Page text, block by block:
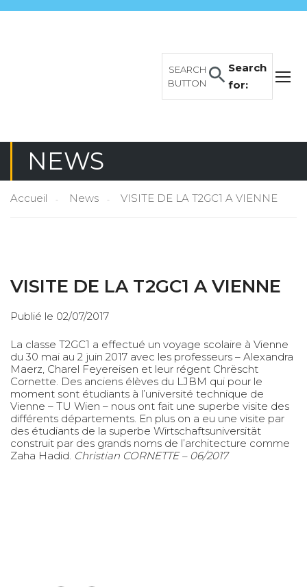
Search
for:
SEARCH
BUTTON
NEWS
Accueil News VISITE DE LA T2GC1 A VIENNE
VISITE DE LA T2GC1 A VIENNE
Publié le 02/07/2017
La classe T2GC1 a effectué un voyage scolaire à Vienne
du 30 mai au 2 juin 2017 avec les professeurs – Alexandra
Maerz, Charel Feyereisen et leur régent Chrëscht
Cornette. Des anciens élèves du LJBM qui pour le
moment sont étudiants à l’université technique de
Vienne – TU Wien – nous ont fait une superbe visite des
différents départements. En plus on a eu une visite par
des étudiants de la superbe Wirtschaftsuniversität
construit par des grands noms de l’architecture comme
Zaha Hadid. Christian CORNETTE – 06/2017